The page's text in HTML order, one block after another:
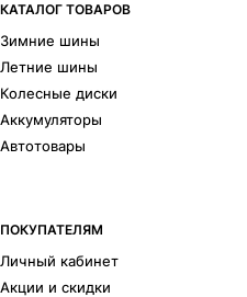
КАТАЛОГ ТОВАРОВ
Зимние шины
Летние шины
Колесные диски
Аккумуляторы
Автотовары
ПОКУПАТЕЛЯМ
Личный кабинет
Акции и скидки